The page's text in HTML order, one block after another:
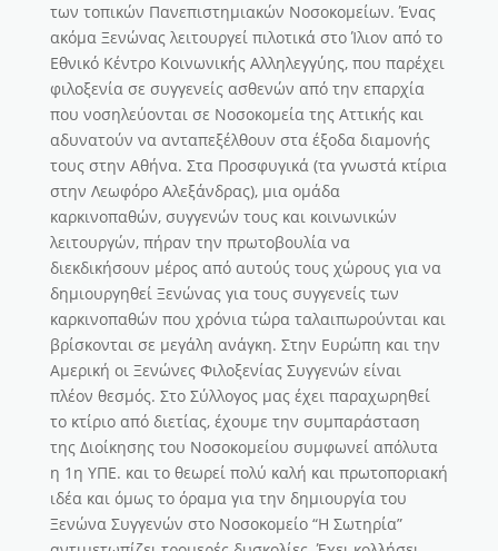
των τοπικών Πανεπιστημιακών Νοσοκομείων. Ένας
ακόμα Ξενώνας λειτουργεί πιλοτικά στο Ίλιον από το
Εθνικό Κέντρο Κοινωνικής Αλληλεγγύης, που παρέχει
φιλοξενία σε συγγενείς ασθενών από την επαρχία
που νοσηλεύονται σε Νοσοκομεία της Αττικής και
αδυνατούν να ανταπεξέλθουν στα έξοδα διαμονής
τους στην Αθήνα. Στα Προσφυγικά (τα γνωστά κτίρια
στην Λεωφόρο Αλεξάνδρας), μια ομάδα
καρκινοπαθών, συγγενών τους και κοινωνικών
λειτουργών, πήραν την πρωτοβουλία να
διεκδικήσουν μέρος από αυτούς τους χώρους για να
δημιουργηθεί Ξενώνας για τους συγγενείς των
καρκινοπαθών που χρόνια τώρα ταλαιπωρούνται και
βρίσκονται σε μεγάλη ανάγκη. Στην Ευρώπη και την
Αμερική οι Ξενώνες Φιλοξενίας Συγγενών είναι
πλέον θεσμός. Στο Σύλλογος μας έχει παραχωρηθεί
το κτίριο από διετίας, έχουμε την συμπαράσταση
της Διοίκησης του Νοσοκομείου συμφωνεί απόλυτα
η 1η ΥΠΕ. και το θεωρεί πολύ καλή και πρωτοποριακή
ιδέα και όμως το όραμα για την δημιουργία του
Ξενώνα Συγγενών στο Νοσοκομείο “Η Σωτηρία”